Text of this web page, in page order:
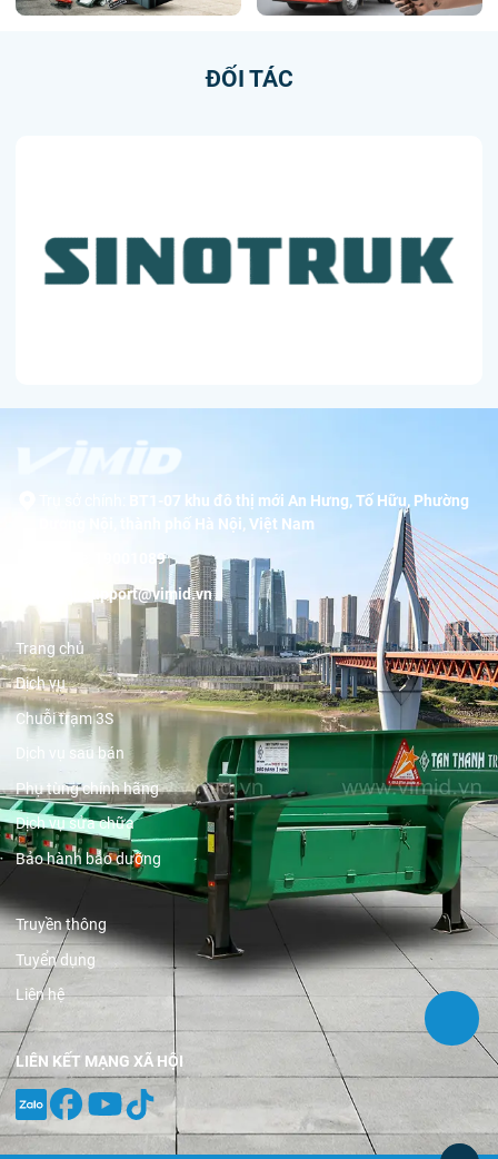
ĐỐI TÁC
BT1-07 khu đô thị mới An Hưng, Tố Hữu, Phường
Dương Nội, thành phố Hà Nội, Việt Nam
19001089
support@vimid.vn
Trang chủ
Dịch vụ
Chuỗi trạm 3S
Dịch vụ sau bán
Phụ tùng chính hãng
Dịch vụ sửa chữa
Bảo hành bảo dưỡng
Truyền thông
Tuyển dụng
Liên hệ
LIÊN KẾT MẠNG XÃ HỘI